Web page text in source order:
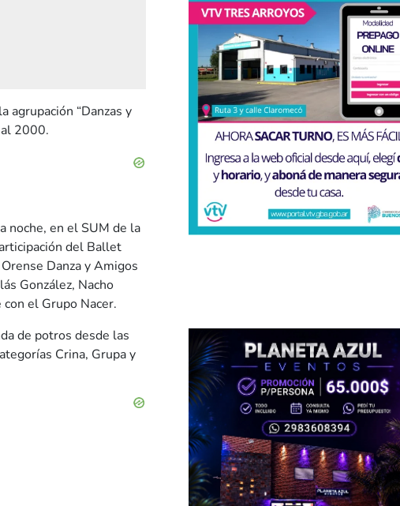
agrupación “Danzas y
2000.
noche, en el SUM de la
del Ballet
Danza y Amigos
González, Nacho
el Grupo Nacer.
de potros desde las
Crina, Grupa y